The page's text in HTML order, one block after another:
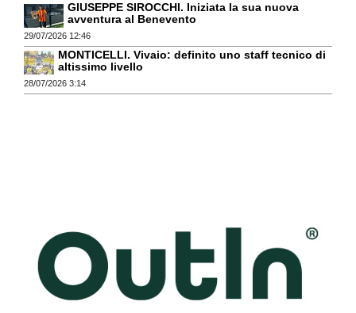
GIUSEPPE SIROCCHI. Iniziata la sua nuova
avventura al Benevento
29/07/2026 12:46
MONTICELLI. Vivaio: definito uno staff tecnico di
altissimo livello
28/07/2026 3:14